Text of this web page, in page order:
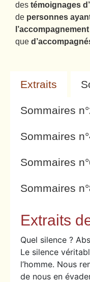
des témoignages
de personnes
que
Extraits
Sommaires
Sommaires
Sommaires
Sommaires
Extraits
Quel silence ?
Le silence
l’homme. Nous
de nous en